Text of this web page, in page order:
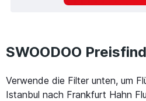
SWOODOO
Verwende die Filter unten, um
Istanbul nach Frankfurt Hahn